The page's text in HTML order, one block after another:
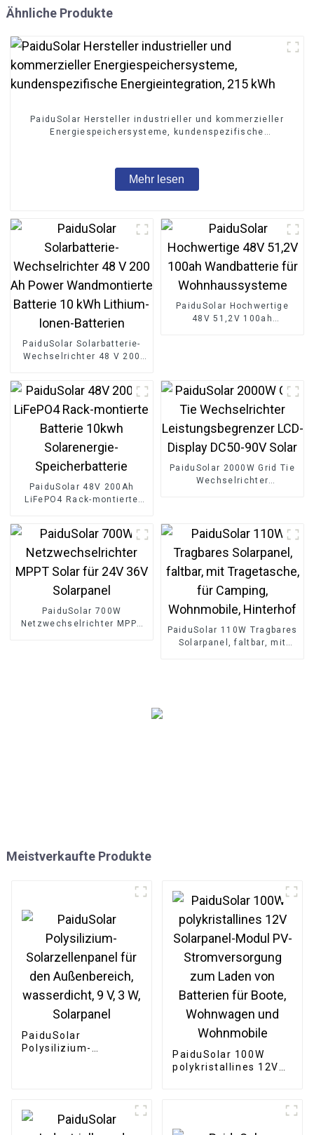
Ähnliche Produkte
PaiduSolar Hersteller industrieller und kommerzieller
Energiespeichersysteme, kundenspezifische
Mehr lesen
PaiduSolar Solarbatterie-
Wechselrichter 48 V 200
Ionen-Batterien
PaiduSolar Hochwertige
48V 51,2V 100ah
PaiduSolar 48V 200Ah
LiFePO4 Rack-montierte
Speicherbatterie
PaiduSolar 2000W Grid Tie
Wechselrichter
PaiduSolar 700W
Netzwechselrichter MPPT
PaiduSolar 110W Tragbares
Solarpanel, faltbar, mit
Meistverkaufte Produkte
PaiduSolar
Polysilizium-
PaiduSolar 100W
polykristallines 12V
Wohnwagen und